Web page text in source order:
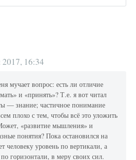
2017, 16:34
мучает вопрос: есть ли отличие
и «принять»? Т.е. я вот читал
— знание; частичное понимание
плохо с тем, чтобы всё это уложить
«развитие мышления» и
понятия? Пока остановился на
человеку уровень по вертикали, а
по горизонтали, в меру своих сил.